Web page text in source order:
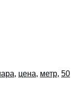
, цена, метр, 50